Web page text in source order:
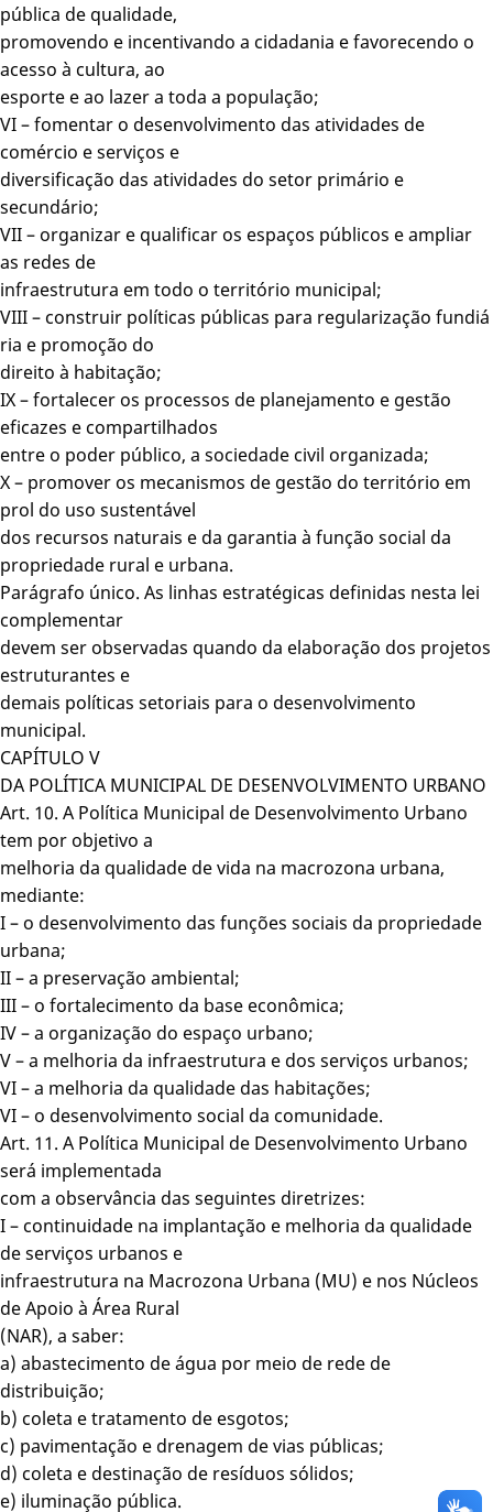
pública de qualidade,
promovendo e incentivando a cidadania e favorecendo o
acesso à cultura, ao
esporte e ao lazer a toda a população;
VI – fomentar o desenvolvimento das atividades de
comércio e serviços e
diversificação das atividades do setor primário e
secundário;
VII – organizar e qualificar os espaços públicos e ampliar
as redes de
infraestrutura em todo o território municipal;
VIII – construir políticas públicas para regularização fundiá
ria e promoção do
direito à habitação;
IX – fortalecer os processos de planejamento e gestão
eficazes e compartilhados
entre o poder público, a sociedade civil organizada;
X – promover os mecanismos de gestão do território em
prol do uso sustentável
dos recursos naturais e da garantia à função social da
propriedade rural e urbana.
Parágrafo único. As linhas estratégicas definidas nesta lei
complementar
devem ser observadas quando da elaboração dos projetos
estruturantes e
demais políticas setoriais para o desenvolvimento
municipal.
CAPÍTULO V
DA POLÍTICA MUNICIPAL DE DESENVOLVIMENTO URBANO
Art. 10. A Política Municipal de Desenvolvimento Urbano
tem por objetivo a
melhoria da qualidade de vida na macrozona urbana,
mediante:
I – o desenvolvimento das funções sociais da propriedade
urbana;
II – a preservação ambiental;
III – o fortalecimento da base econômica;
IV – a organização do espaço urbano;
V – a melhoria da infraestrutura e dos serviços urbanos;
VI – a melhoria da qualidade das habitações;
VI – o desenvolvimento social da comunidade.
Art. 11. A Política Municipal de Desenvolvimento Urbano
será implementada
com a observância das seguintes diretrizes:
I – continuidade na implantação e melhoria da qualidade
de serviços urbanos e
infraestrutura na Macrozona Urbana (MU) e nos Núcleos
de Apoio à Área Rural
(NAR), a saber:
a) abastecimento de água por meio de rede de
distribuição;
b) coleta e tratamento de esgotos;
c) pavimentação e drenagem de vias públicas;
d) coleta e destinação de resíduos sólidos;
e) iluminação pública.